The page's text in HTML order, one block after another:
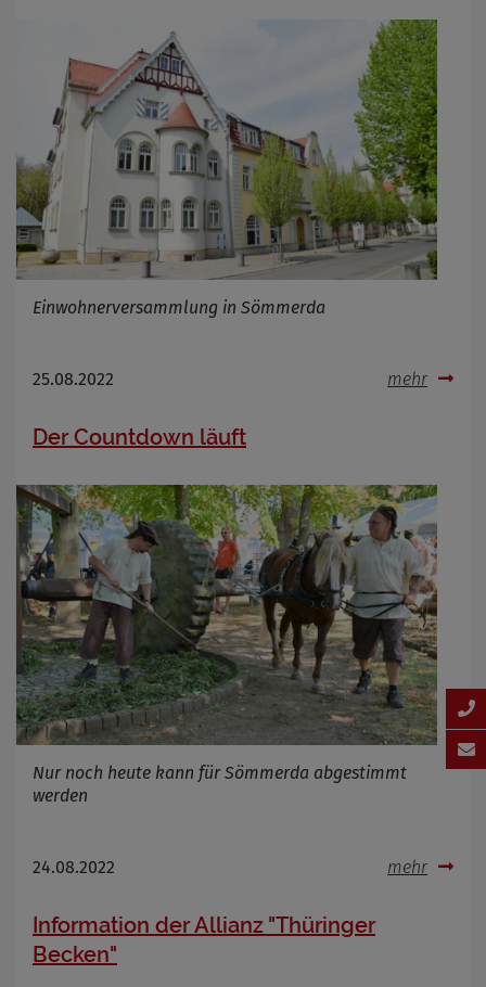
Einwohnerversammlung in Sömmerda
25.08.2022 mehr
Der Countdown läuft
Nur noch heute kann für Sömmerda abgestimmt
werden
24.08.2022 mehr
Information der Allianz "Thüringer
Becken"